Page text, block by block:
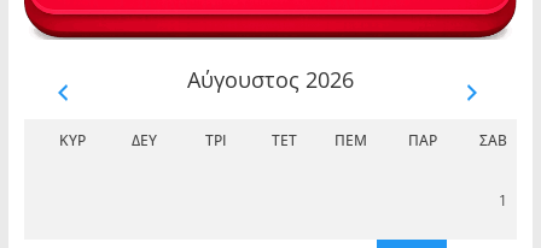
Αύγουστος 2026
ΚΥΡ ΔΕΥ ΤΡΊ ΤΕΤ ΠΈΜ ΠΑΡ ΣΆΒ
1